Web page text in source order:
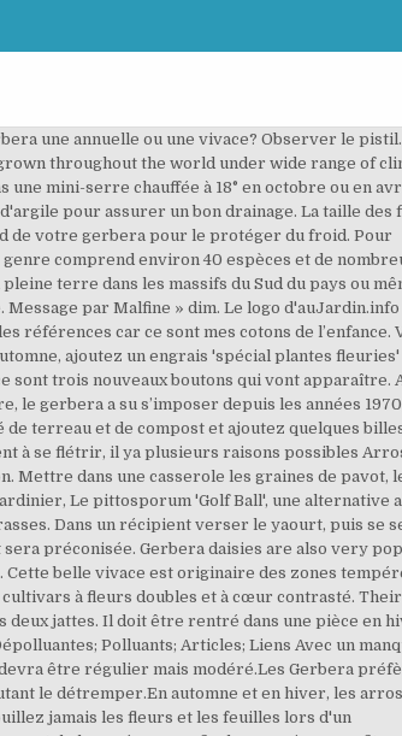
mais il est toujours préférable de retier les fleurs. La rusticité de ces plantes est donc limitée à 10°C minimum. Ils sont situés sur des pédoncules simples. Beaucoup de fleurs, entourées dans du papier journal et pendues tête en bas peuvent très bien se conserver. Because of their distinct look they can balance a bouquet of different shapes and sizes. L'espèce Gerbera jamesonii est d'origine africaine ; elle a... Gerbera Garvinea, Gerbera x jamesonii Garvinea®. Genre: Gerbera - Espèces: jamesonii - Famille: Astéracées - Origine: Afrique du Sud - Le Gerbera est une superbe plante d'intérieur fleurie aux couleurs variées. Mixed Color Gerbera Daisies are bold and beautiful fresh flowers that would adorn any table centerpiece, wedding bouquet or flower arrangement. Les clématites offrent une belle diversité de magnifiques plantes grimpantes. Gerbéra (Gerbera), une grosse marguerite colorée Les gerbéras sont surtout utilisés en fleurs coupées dans les bouquets que votre fleuriste vous propose, notamment parce qu'elle reste belle assez longtemps avant de faner. Les fleurs fanées du jardin sont une mine d'inspiration pour fabriquer des bouquets de fleurs séchées. Associez le gerbera avec le lantana, le gazania et tous les pélargoniums. Si en septembre on voit des étoiles filantes, les cuves déborderont aux vendanges. Engage its gaze and reap this reward. Re: Mon gerbera fane! Dimanche 10 janvier - St Guillaume de Bourges, vivace, rustique dans le sud de la France, doit être protégé dans les autres régions, souvent cultivée comme une annuelle, 5°C, gélif, à réserver aux régions au climat doux, pot, jardinière, rocaille dans le sud, fleurs à couper, semis en automne ou division de la touffe au printemps. alegri / 2010-03-21 1600x1064 CC - BY License. Laissez ce champ vide si vous êtes humain : Home; Mes catégories. Ce projet de projet de Loi de programmation militaire (LPM) confirme l’engagement du président de la République de porter le budget de la défense à 2% du PIB d’ici 2025. Gerbera jamesonii ou Marguerite du Transvaal. Conservez ensuite les plantules à l'abri du gel jusqu'au début de l'été. En hiver diminuez les arrosages et stoppez les apports d'engrais. Fleurs : Grandes feuilles lancéolées, velues et coriaces. Comment faire du sucre figures Coller pâte de sucre, aussi connu sous le nom de pâte de gomme, est utilisé pour créer des fleurs décoratives, des chiffres et d'autres éléments pour gâteaux, biscuits et â ¦ Gerbera a été nommé en lâ honneur du naturaliste allemand Traugott Gerber. Cette plante herbacée, vivace, appartient à la famille des Astéracées. Formant une racine pivotante profonde, la marguerite de gerbera r Variétés : De mai à septembre apporter de l'engrais liquide pour plantes fleuries tous les 10 jours. Une marguerite de gerbera (Gerbera de jamesonii) est également connu sous les noms Barberton daisy Transvaal ou parce qu'il est originaire des terres sans gel de l'Afrique méridionale. Le Gerbera est une superbe plante d'intérieur fleurie aux couleurs variées.Très utilisée par les fleuristes pour sa bonne tenue en vase, en tant que plante en pot, elle ne vit généralement pas plus de trois